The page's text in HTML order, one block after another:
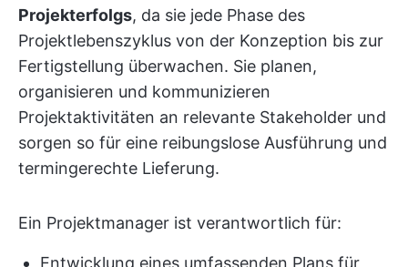
Projekterfolgs, da sie jede Phase des
Projektlebenszyklus von der Konzeption bis zur
Fertigstellung überwachen. Sie planen,
organisieren und kommunizieren
Projektaktivitäten an relevante Stakeholder und
sorgen so für eine reibungslose Ausführung und
termingerechte Lieferung.
Ein Projektmanager ist verantwortlich für:
Entwicklung eines umfassenden Plans für